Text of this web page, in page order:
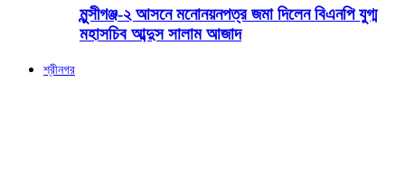
মুন্সীগঞ্জ-২ আসনে মনোনয়নপত্র জমা দিলেন বিএনপি যুগ্ম
মহাসচিব আব্দুস সালাম আজাদ
শ্রীনগর